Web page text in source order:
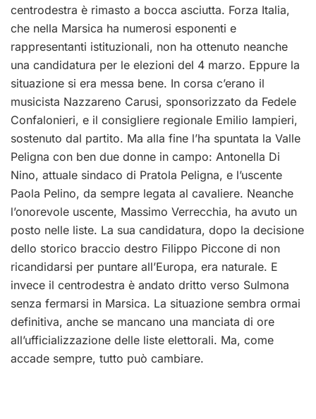
centrodestra è rimasto a bocca asciutta. Forza Italia,
che nella Marsica ha numerosi esponenti e
rappresentanti istituzionali, non ha ottenuto neanche
una candidatura per le elezioni del 4 marzo. Eppure la
situazione si era messa bene. In corsa c’erano il
musicista Nazzareno Carusi, sponsorizzato da Fedele
Confalonieri, e il consigliere regionale Emilio Iampieri,
sostenuto dal partito. Ma alla fine l’ha spuntata la Valle
Peligna con ben due donne in campo: Antonella Di
Nino, attuale sindaco di Pratola Peligna, e l’uscente
Paola Pelino, da sempre legata al cavaliere. Neanche
l’onorevole uscente, Massimo Verrecchia, ha avuto un
posto nelle liste. La sua candidatura, dopo la decisione
dello storico braccio destro Filippo Piccone di non
ricandidarsi per puntare all’Europa, era naturale. E
invece il centrodestra è andato dritto verso Sulmona
senza fermarsi in Marsica. La situazione sembra ormai
definitiva, anche se mancano una manciata di ore
all’ufficializzazione delle liste elettorali. Ma, come
accade sempre, tutto può cambiare.